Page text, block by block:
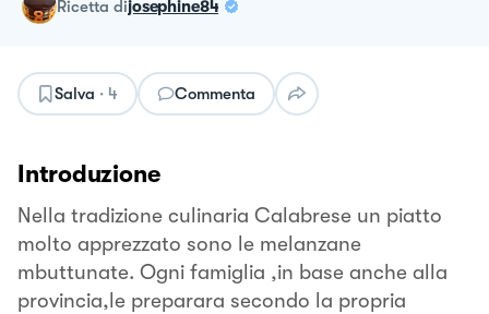
ricetta dijosephine84
Salva · 4 Commenta
Introduzione
Nella tradizione culinaria Calabrese un piatto
molto apprezzato sono le melanzane
mbuttunate. Ogni famiglia ,in base anche alla
provincia,le preparara secondo la propria